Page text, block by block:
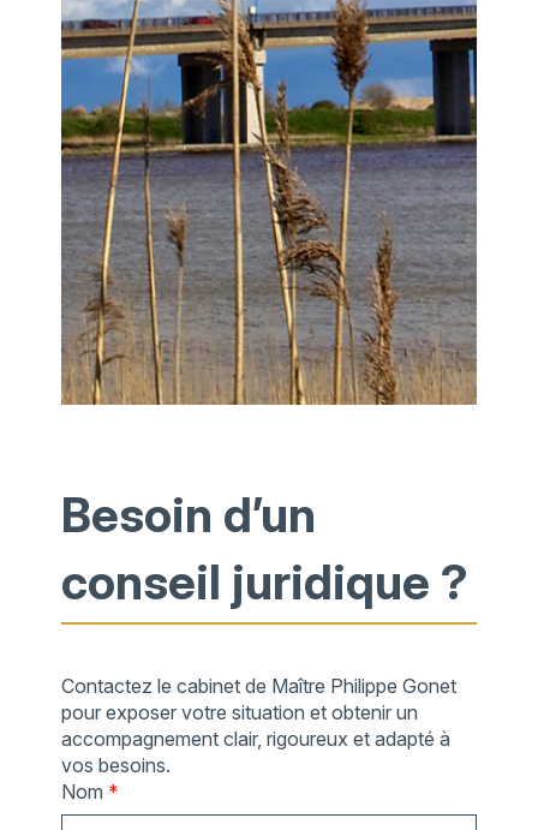
Besoin d’un
conseil juridique ?
Contactez le cabinet de Maître Philippe Gonet
pour exposer votre situation et obtenir un
accompagnement clair, rigoureux et adapté à
vos besoins.
Nom *